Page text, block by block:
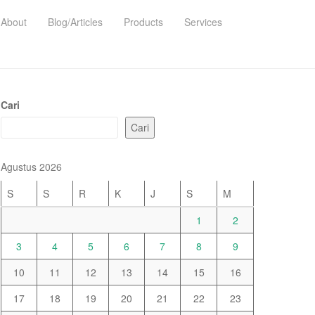
About Blog/Articles Products Services
Cari
Cari
Agustus 2026
S
S R K J S
M
1
2
3
4 5 6 7 8
9
10
11 12 13 14 15
16
17
18 19 20 21 22 23